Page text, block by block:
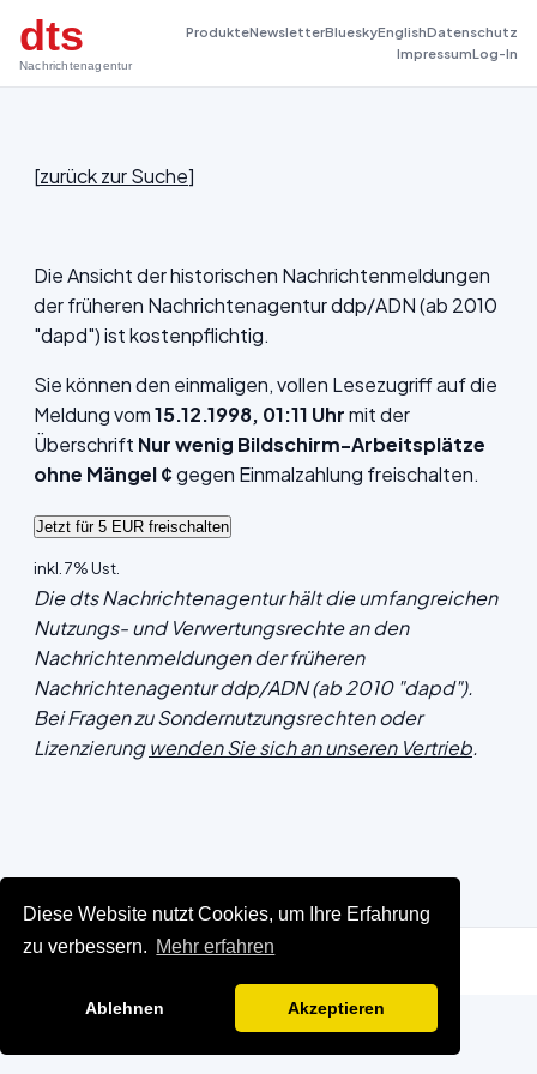
Diese Website nutzt Cookies, um Ihre Erfahrung
zu verbessern. Mehr erfahren
Ablehnen Akzeptieren
dts
Nachrichtenagentur
ProdukteNewsletterBlueskyEnglishDatenschutz
ImpressumLog-In
[zurück zur Suche]
Die Ansicht der historischen Nachrichtenmeldungen
der früheren Nachrichtenagentur ddp/ADN (ab 2010
"dapd") ist kostenpflichtig.
Sie können den einmaligen, vollen Lesezugriff auf die
Meldung vom15.12.1998, 01:11 Uhrmit der
Überschrift Nur wenig Bildschirm-Arbeitsplätze
ohne Mängel ¢gegen Einmalzahlung freischalten.
inkl. 7% Ust.
Die dts Nachrichtenagentur hält die umfangreichen
Nutzungs- und Verwertungsrechte an den
Nachrichtenmeldungen der früheren
Nachrichtenagentur ddp/ADN (ab 2010 "dapd").
Bei Fragen zu Sondernutzungsrechten oder
Lizenzierungwenden Sie sich an unseren Vertrieb.